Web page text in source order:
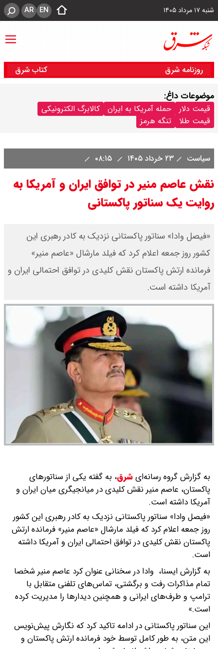
شنبه ۱۷ مرداد ۱۴۰۵ EN
AR
روزنامه شرق کتاب شرق
موضوعات داغ:
قیمت دلار حمله آمریکا به ایران
کالابرگ الکترونیکی
قیمت طلا
تنگه هرمز
سیاست ۲۳ خرداد ۱۴۰۵
نقش عاصم منیر در توافق ایران و آمریکا به
روایت یک سناتور پاکستانی
«​فیصل وادا» سناتور پاکستانی نزدیک به کادر رهبری این
کشور روز جمعه اعلام کرد که فیلد مارشال «عاصم منیر»
فرمانده ارتش پاکستان نقش کلیدی در توافق احتمالی ایران و
آمریکا داشته است.
به گزارش گروه رسانه‌ایشرق، به گفته یکی از سناتورهای
پاکستان، عاصم منیر نقش کلیدی در میانجیگری میان ایران و
آمریکا داشته است.
«​فیصل وادا» سناتور پاکستانی نزدیک به کادر رهبری این کشور
روز جمعه اعلام کرد که فیلد مارشال «عاصم منیر» فرمانده ارتش
پاکستان نقش کلیدی در توافق احتمالی ایران و آمریکا داشته
است.
​به گزارش ایسنا، وادا در سخنانی عنوان کرد عاصم منیر شخصا
تمام مذاکرات رفت‌ و برگشتی، تماس‌های تلفنی متقابل با
ترامپ و طرف‌های ایرانی و همچنین دیدارها را مدیریت کرده
است.»
​این سناتور پاکستانی در ادامه تاکید کرد که نگارش پیش‌نویس
این متن، به طور کامل توسط خود فرمانده ارتش پاکستان و